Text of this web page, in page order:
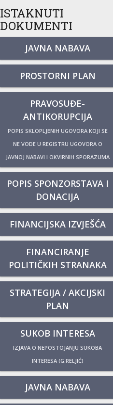
ISTAKNUTI
DOKUMENTI
JAVNA NABAVA
PROSTORNI PLAN
PRAVOSUĐE-
ANTIKORUPCIJA
POPIS SKLOPLJENIH UGOVORA KOJI SE
NE VODE U REGISTRU UGOVORA O
JAVNOJ NABAVI I OKVIRNIH SPORAZUMA
POPIS SPONZORSTAVA I
DONACIJA
FINANCIJSKA IZVJEŠĆA
FINANCIRANJE
POLITIČKIH STRANAKA
STRATEGIJA / AKCIJSKI
PLAN
SUKOB INTERESA
IZJAVA O NEPOSTOJANJU SUKOBA
INTERESA (G.RELJIĆ)
JAVNA NABAVA